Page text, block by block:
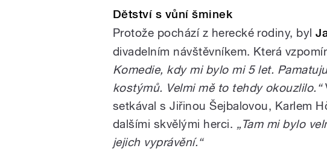
Dětství s vůní šminek
Protože pochází z herecké rodiny, byl
divadelním návštěvníkem. Která
Komedie, kdy mi bylo mi 5 let.
kostýmů. Velmi mě to tehdy okouzlilo.“
setkával s Jiřinou Šejbalovou, Karlem
dalšími skvělými herci. „Tam mi bylo
jejich vyprávění.“